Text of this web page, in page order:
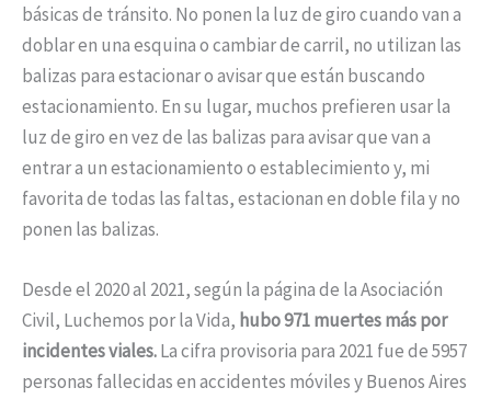
básicas de tránsito. No ponen la luz de giro cuando van a
doblar en una esquina o cambiar de carril, no utilizan las
balizas para estacionar o avisar que están buscando
estacionamiento. En su lugar, muchos prefieren usar la
luz de giro en vez de las balizas para avisar que van a
entrar a un estacionamiento o establecimiento y, mi
favorita de todas las faltas, estacionan en doble fila y no
ponen las balizas.
Desde el 2020 al 2021, según la página de la Asociación
Civil, Luchemos por la Vida, hubo 971 muertes más por
incidentes viales.La cifra provisoria para 2021 fue de 5957
personas fallecidas en accidentes móviles y Buenos Aires